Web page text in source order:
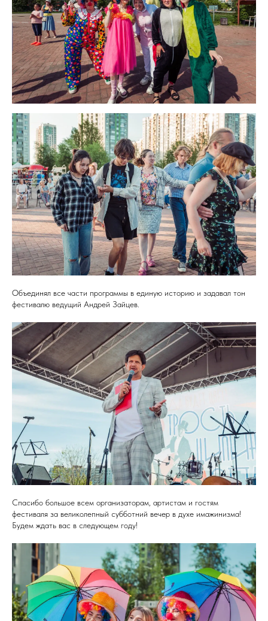
Объединял все части программы в единую историю и задавал тон
фестивалю ведущий Андрей Зайцев.
Спасибо большое всем организаторам, артистам и гостям
фестиваля за великолепный субботний вечер в духе имажинизма!
Будем ждать вас в следующем году!